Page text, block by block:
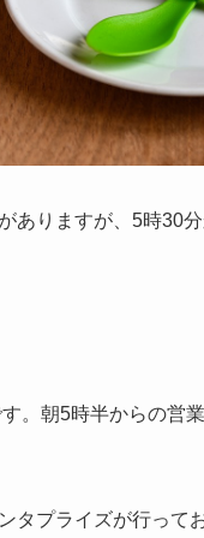
ありますが、5時30
す。朝5時半からの営
タプライズが行ってお